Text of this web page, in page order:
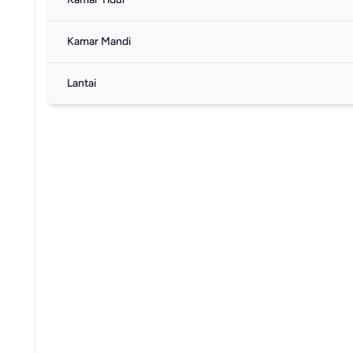
Kamar Mandi
Lantai